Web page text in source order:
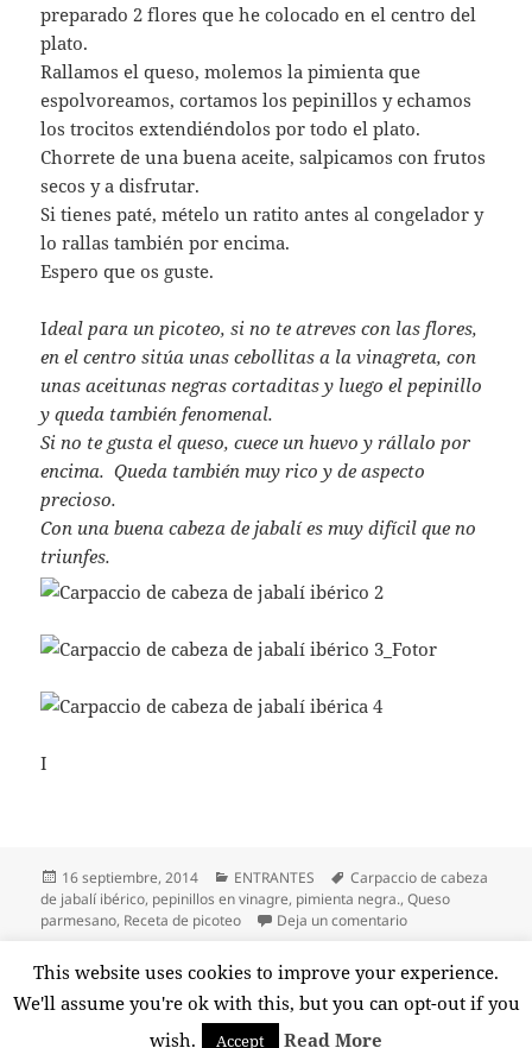
preparado 2 flores que he colocado en el centro del
plato.
Rallamos el queso, molemos la pimienta que
espolvoreamos, cortamos los pepinillos y echamos
los trocitos extendiéndolos por todo el plato.
Chorrete de una buena aceite, salpicamos con frutos
secos y a disfrutar.
Si tienes paté, mételo un ratito antes al congelador y
lo rallas también por encima.
Espero que os guste.
Ideal para un picoteo, si no te atreves con las flores,
en el centro sitúa unas cebollitas a la vinagreta, con
unas aceitunas negras cortaditas y luego el pepinillo
y queda también fenomenal.
Si no te gusta el queso, cuece un huevo y rállalo por
encima. Queda también muy rico y de aspecto
precioso.
Con una buena cabeza de jabalí es muy difícil que no
triunfes.
I
Publicado
el
16 septiembre, 2014 Categorías
ENTRANTES Etiquetas
Carpaccio de cabeza
de jabalí ibérico, pepinillos en vinagre, pimienta negra.,Queso
parmesano, Receta de picoteo Deja un comentarioen Carpaccio de
Paginación
de
PÁGINA1
Funciona gracias a WordPress
This website uses cookies to improve your experience.
We'll assume you're ok with this, but you can opt-out if you
wish.
Accept Read More